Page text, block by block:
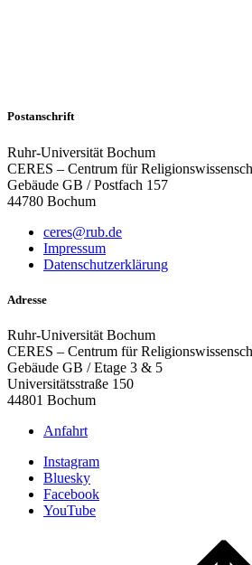
Postanschrift
Ruhr-Universität Bochum
CERES – Centrum für
Gebäude GB / Postfach 157
44780 Bochum
ceres@rub.de
Impressum
Datenschutzerklärung
Adresse
Ruhr-Universität Bochum
CERES – Centrum für
Gebäude GB / Etage 3 & 5
Universitätsstraße 150
44801 Bochum
Anfahrt
Instagram
Bluesky
Facebook
YouTube